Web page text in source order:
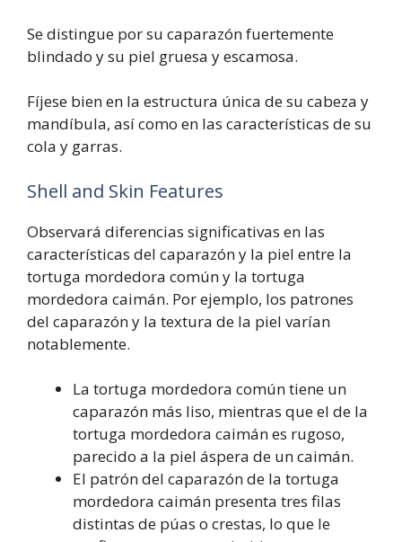
Se distingue por su caparazón fuertemente
blindado y su piel gruesa y escamosa.
Fíjese bien en la estructura única de su cabeza y
mandíbula, así como en las características de su
cola y garras.
Shell and Skin Features
Observará diferencias significativas en las
características del caparazón y la piel entre la
tortuga mordedora común y la tortuga
mordedora caimán. Por ejemplo, los patrones
del caparazón y la textura de la piel varían
notablemente.
La tortuga mordedora común tiene un
caparazón más liso, mientras que el de la
tortuga mordedora caimán es rugoso,
parecido a la piel áspera de un caimán.
El patrón del caparazón de la tortuga
mordedora caimán presenta tres filas
distintas de púas o crestas, lo que le